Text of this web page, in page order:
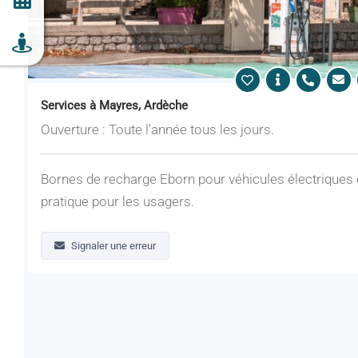
Services à Mayres, Ardèche
Ouverture : Toute l'année tous les jours.
Bornes de recharge Eborn pour véhicules
pratique pour les usagers.
Signaler une erreur